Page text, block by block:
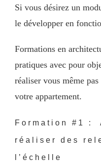
Si vous désirez un
le développer en
Formations en
pratiques avec pour
réaliser vous même
votre appartement.
Formation #1 :
réaliser des
l’échelle